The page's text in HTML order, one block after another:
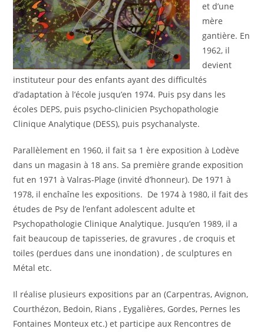
et d’une
mère
gantière. En
1962, il
devient
instituteur pour des enfants ayant des difficultés
d’adaptation à l’école jusqu’en 1974. Puis psy dans les
écoles DEPS, puis psycho-clinicien Psychopathologie
Clinique Analytique (DESS), puis psychanalyste.
Parallèlement en 1960, il fait sa 1 ère exposition à Lodève
dans un magasin à 18 ans. Sa première grande exposition
fut en 1971 à Valras-Plage (invité d’honneur). De 1971 à
1978, il enchaîne les expositions. De 1974 à 1980, il fait des
études de Psy de l’enfant adolescent adulte et
Psychopathologie Clinique Analytique. Jusqu’en 1989, il a
fait beaucoup de tapisseries, de gravures , de croquis et
toiles (perdues dans une inondation) , de sculptures en
Métal etc.
Il réalise plusieurs expositions par an (Carpentras, Avignon,
Courthézon, Bedoin, Rians , Eygalières, Gordes, Pernes les
Fontaines Monteux etc.) et participe aux Rencontres de